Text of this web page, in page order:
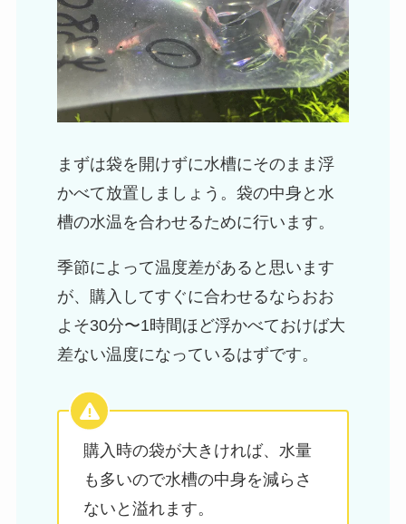
まずは袋を開けずに水槽にそのまま浮
かべて放置しましょう。袋の中身と水
槽の水温を合わせるために行います。
季節によって温度差があると思います
が、購入してすぐに合わせるならおお
よそ30分〜1時間ほど浮かべておけば大
差ない温度になっているはずです。
購入時の袋が大きければ、水量
も多いので水槽の中身を減らさ
ないと溢れます。